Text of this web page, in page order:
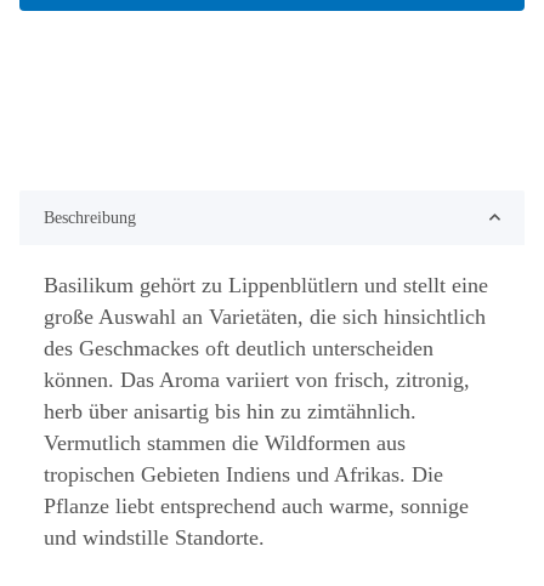
Beschreibung
Basilikum gehört zu Lippenblütlern und stellt eine
große Auswahl an Varietäten, die sich hinsichtlich
des Geschmackes oft deutlich unterscheiden
können. Das Aroma variiert von frisch, zitronig,
herb über anisartig bis hin zu zimtähnlich.
Vermutlich stammen die Wildformen aus
tropischen Gebieten Indiens und Afrikas. Die
Pflanze liebt entsprechend auch warme, sonnige
und windstille Standorte.